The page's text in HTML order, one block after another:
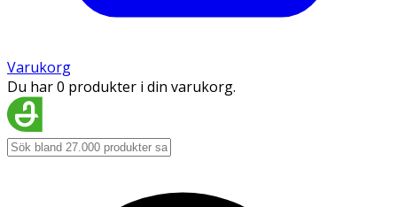
Varukorg
Du har 0 produkter i din varukorg.